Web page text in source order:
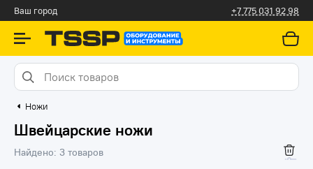
Алматы +7 775 031 92 98
Ножи
Швейцарские ножи
Найдено: 3 товаров